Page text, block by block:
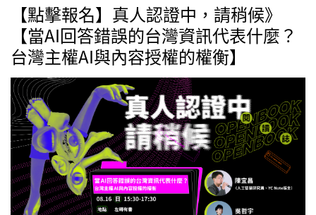
【點擊報名】真人認證中，請稍候》
【當AI回答錯誤的台灣資訊代表什麼？
台灣主權AI與內容授權的權衡】